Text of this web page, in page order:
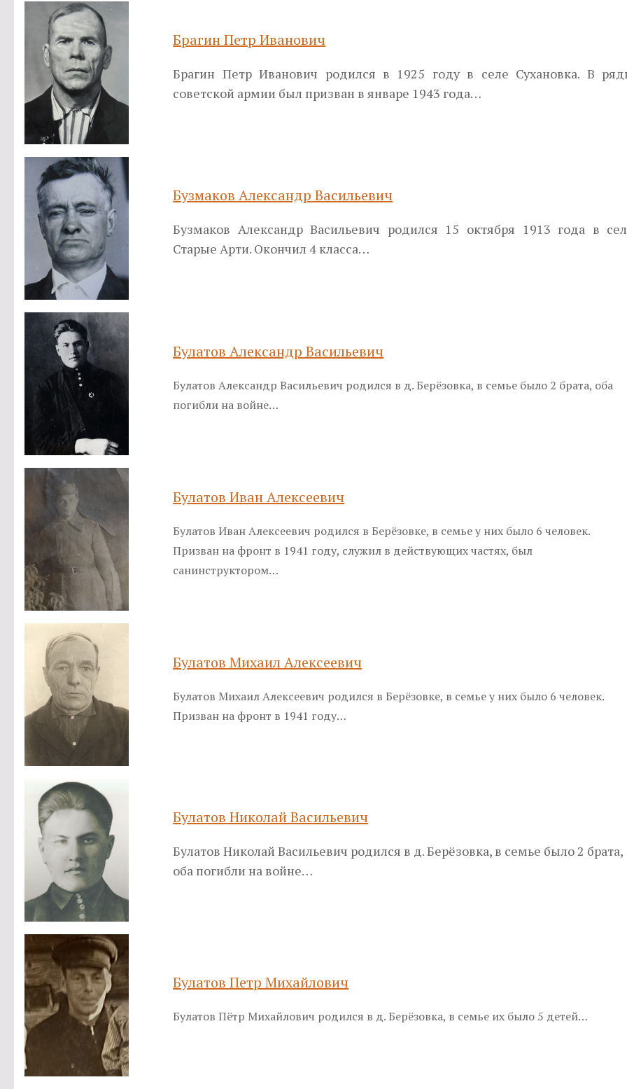
Брагин Петр Иванович
Брагин Петр Иванович родился в 1925 году в селе Сухановка. В
советской армии был призван в январе 1943 года…
Бузмаков Александр Васильевич
Бузмаков Александр Васильевич родился 15 октября 1913 года в
Старые Арти. Окончил 4 класса…
Булатов Александр Васильевич
Булатов Александр Васильевич родился в д. Берёзовка, в семье было 2 брата, оба
погибли на войне…
Булатов Иван Алексеевич
Булатов Иван Алексеевич родился в Берёзовке, в семье у них было 6 человек.
Призван на фронт в 1941 году, служил в действующих частях, был
санинструктором…
Булатов Михаил Алексеевич
Булатов Михаил Алексеевич родился в Берёзовке, в семье у них было 6 человек.
Призван на фронт в 1941 году…
Булатов Николай Васильевич
Булатов Николай Васильевич родился в д. Берёзовка, в семье было 2 брата,
оба погибли на войне…
Булатов Петр Михайлович
Булатов Пётр Михайлович родился в д. Берёзовка, в семье их было 5 детей…